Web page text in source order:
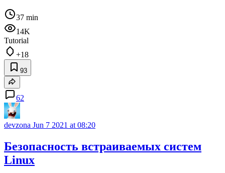
37 min
14K
Tutorial
+18
93
62
devzona Jun 7 2021 at 08:20
Безопасность встраиваемых систем
Linux